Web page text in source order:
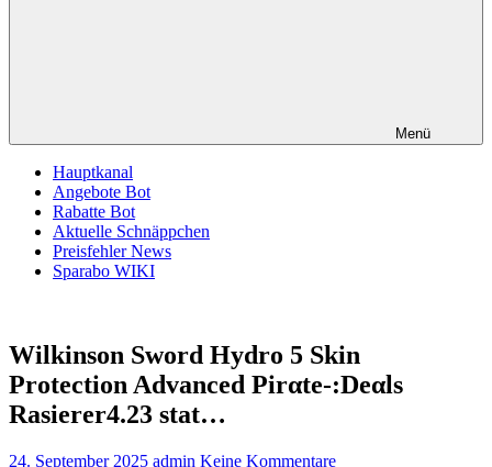
Menü
Hauptkanal
Angebote Bot
Rabatte Bot
Aktuelle Schnäppchen
Preisfehler News
Sparabo WIKI
Wilkinson Sword Hydro 5 Skin
Protection Advanced Pirαtе-:Dеαls
Rasierer4.23 stat…
24. September 2025 admin Keine Kommentare